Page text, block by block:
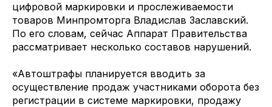
цифровой маркировки и прослеживаемости
товаров Минпромторга Владислав Заславский.
По его словам, сейчас Аппарат Правительства
рассматривает несколько составов нарушений.
«Автоштрафы планируется вводить за
осуществление продаж участниками оборота без
регистрации в системе маркировки, продажу